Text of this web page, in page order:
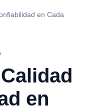
en Cada
en